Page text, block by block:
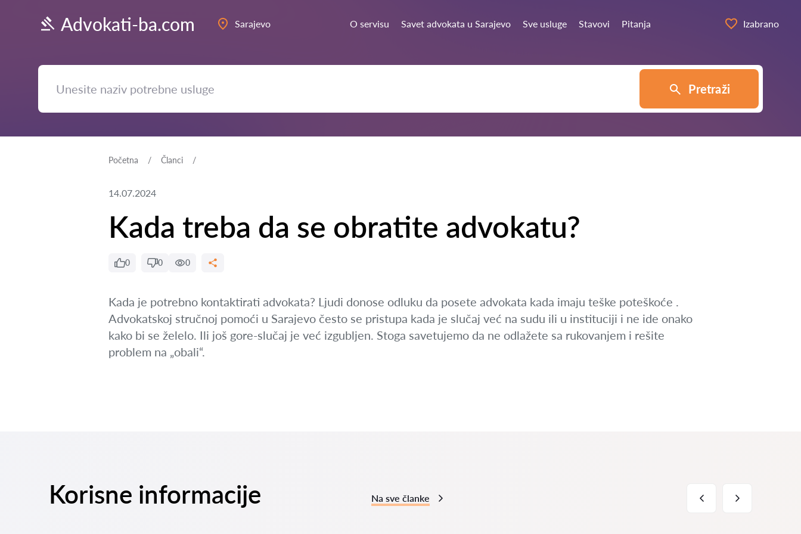
Advokati-ba.com Sarajevo O servisu Savet advokata u Sarajevo Sve usluge Stavovi Pitanja Izabrano
Pretraži
Početna Članci
14.07.2024
Kada treba da se obratite advokatu?
0 0 0
Kada je potrebno kontaktirati advokata? Ljudi donose odluku da posete advokata kada imaju teške poteškoće .
Advokatskoj stručnoj pomoći u Sarajevo često se pristupa kada je slučaj već na sudu ili u instituciji i ne ide onako
kako bi se želelo. Ili još gore-slučaj je već izgubljen. Stoga savetujemo da ne odlažete sa rukovanjem i rešite
problem na „obali“.
Korisne informacije Na sve članke